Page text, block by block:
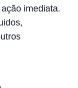
imediata.